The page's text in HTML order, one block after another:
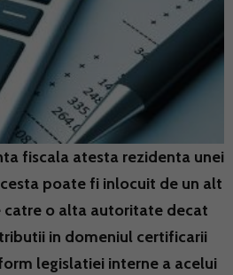
fiscala atesta rezidenta unei
poate fi inlocuit de un alt
o alta autoritate decat
in domeniul certificarii
legislatiei interne a acelui